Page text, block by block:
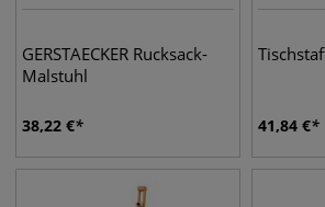
GERSTAECKER Rucksack-
Malstuhl
38,22 € 41,84 €